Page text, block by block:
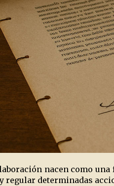
nacen como
regular determinadas